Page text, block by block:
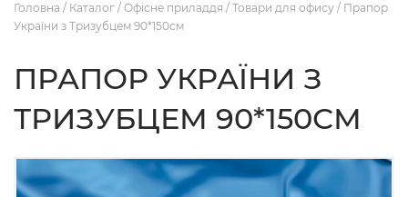
Головна / Каталог / Офісне приладдя / Товари для офису / Прапор
України з Тризубцем 90*150см
ПРАПОР УКРАЇНИ З
ТРИЗУБЦЕМ 90*150СМ